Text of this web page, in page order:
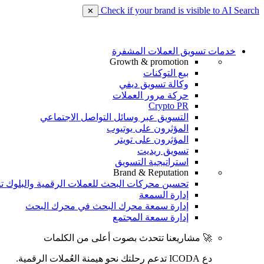
Check if your brand is visible to AI Search
✕
خدمات تسويق العملات المشفرة
Growth & promotion
بيع التوكنات
وكالة تسويق ديفي
حركة مرور العملات
Crypto PR
التسويق عبر وسائل التواصل الاجتماعي
المؤثرون على يوتيوب
المؤثرون على تويتر
تسويق ريديت
استراتيجية التسويق
Brand & Reputation
تحسين محركات البحث للعملات الرقمية والبلوك
إدارة السمعة
إدارة سمعة محرك البحث في محرك البحث
إدارة سمعة المجتمع
🚀 مشاريعنا تتحدث بصوت أعلى من الكلمات
دع ICODA تدعم رحلتك نحو هيمنة العُملات الرقمية.